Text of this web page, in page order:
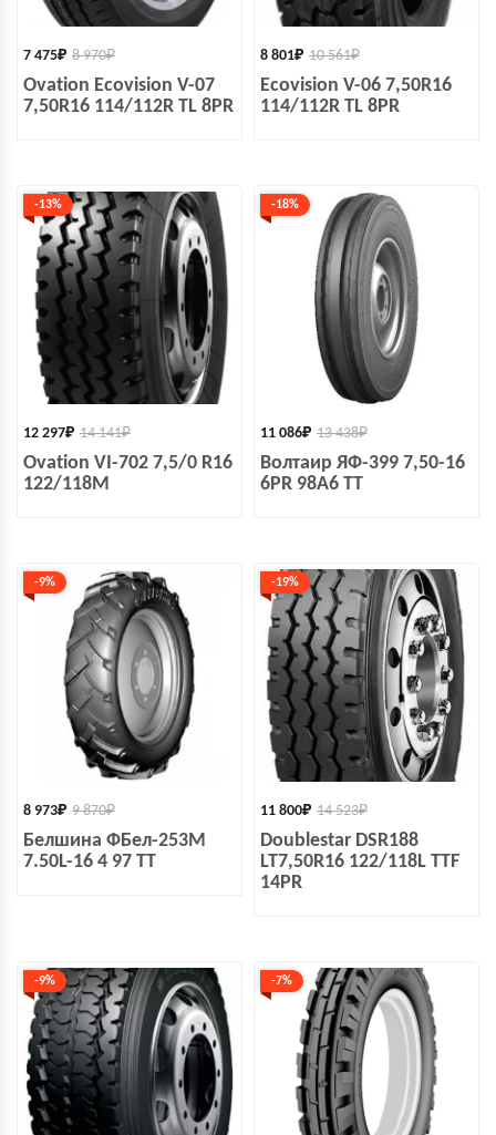
8 970₽
7 475₽
Ovation Ecovision V-07
7,50R16 114/112R TL 8PR
10 561₽
8 801₽
Ecovision V-06 7,50R16
114/112R TL 8PR
-13%
14 141₽
12 297₽
Ovation VI-702 7,5/0 R16
122/118M
-18%
13 438₽
11 086₽
Волтаир ЯФ-399 7,50-16
6PR 98A6 TT
-9%
9 870₽
8 973₽
Белшина ФБел-253М
7.50L-16 4 97 TT
-19%
14 523₽
11 800₽
Doublestar DSR188
LT7,50R16 122/118L TTF
14PR
-9% -7%